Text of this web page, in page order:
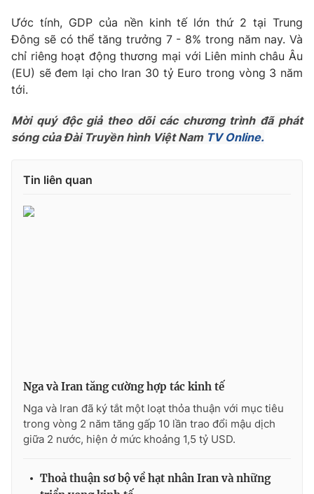
Học trực tuyến
Hitech Công nghệ tương lai
Sản phẩm
Thị trường
Tư vấn
Giao lưu trực tuyến
Lịch phát sóng
Chuyên mục khác
Photo
VTV4 Vươn mình bằng AI
VTV9 VTV8
Liên hệ tòa soạn English
Ước tính, GDP của nền kinh tế lớn thứ 2 tại Trung
Đông sẽ có thể tăng trưởng 7 - 8% trong năm nay. Và
chỉ riêng hoạt động thương mại với Liên minh châu Âu
(EU) sẽ đem lại cho Iran 30 tỷ Euro trong vòng 3 năm
tới.
Mời quý độc giả theo dõi các chương trình đã phát
sóng của Đài Truyền hình Việt Nam TV Online.
Tin liên quan
Nga và Iran tăng cường hợp tác kinh tế
Nga và Iran đã ký tắt một loạt thỏa thuận với mục tiêu
trong vòng 2 năm tăng gấp 10 lần trao đổi mậu dịch
giữa 2 nước, hiện ở mức khoảng 1,5 tỷ USD.
Thoả thuận sơ bộ về hạt nhân Iran và những